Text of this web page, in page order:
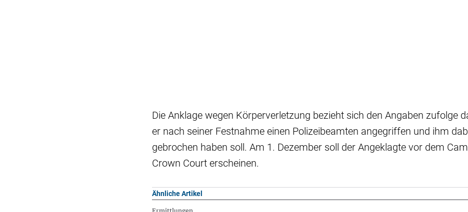
Die Anklage wegen Körperverletzung bezieht sich den Angaben zufolge
er nach seiner Festnahme einen Polizeibeamten angegriffen und ihm
gebrochen haben soll. Am 1. Dezember soll der Angeklagte vor dem
Crown Court erscheinen.
Ähnliche Artikel